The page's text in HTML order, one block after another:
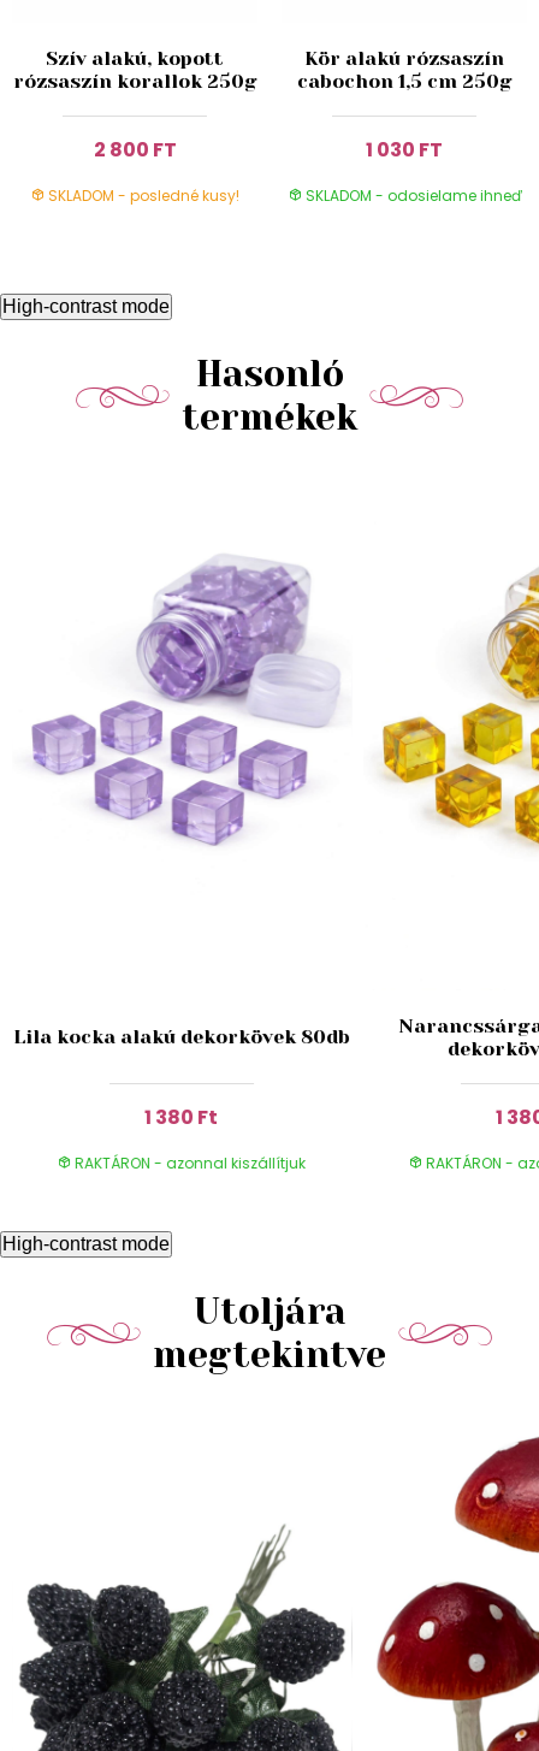
Szív alakú, kopott
rózsaszín korallok 250g
2 800 FT
SKLADOM - posledné kusy!
Kör alakú rózsaszín
cabochon 1,5 cm 250g
1 030 FT
SKLADOM - odosielame ihneď
High-contrast mode
Hasonló
termékek
Lila kocka alakú dekorkövek 80db
1 380 Ft
RAKTÁRON - azonnal kiszállítjuk
1
RAKTÁRON -
High-contrast mode
Utoljára
megtekintve